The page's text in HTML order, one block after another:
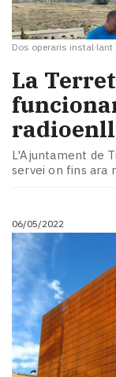
Dos operaris instal·lant
La
L'Ajuntament de
servei on fins ara
06/05/2022